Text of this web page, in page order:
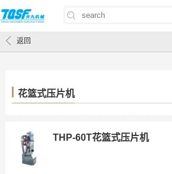
首页/产品中心 压片机 /花篮式压片机
返回
花篮式压片机
THP-60T花篮式压片机